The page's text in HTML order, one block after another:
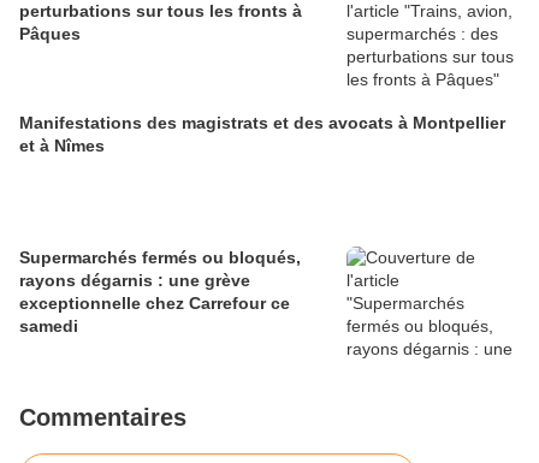
perturbations sur tous les fronts à
Pâques
Manifestations des magistrats et des avocats à Montpellier
et à Nîmes
Supermarchés fermés ou bloqués,
rayons dégarnis : une grève
exceptionnelle chez Carrefour ce
samedi
Commentaires